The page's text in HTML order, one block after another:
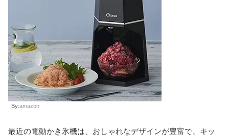
By:amazon
最近の電動かき氷機は、おしゃれなデザインが豊富で、キッ